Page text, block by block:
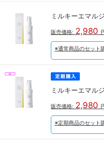
ミルキーエマル
販売価格: 2,980
※通常商品のセット
ミルキーエマル
販売価格: 2,980
※定期商品のセット